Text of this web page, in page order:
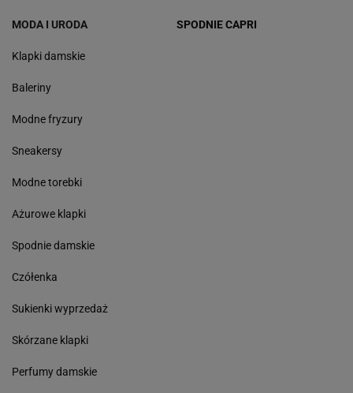
MODA I URODA
Klapki damskie
Baleriny
Modne fryzury
Sneakersy
Modne torebki
Ażurowe klapki
Spodnie damskie
Czółenka
Sukienki wyprzedaż
Skórzane klapki
Perfumy damskie
SPODNIE CAPRI